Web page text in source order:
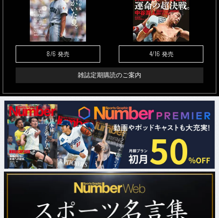
8/6 発売 4/16 発売
雑誌定期購読のご案内